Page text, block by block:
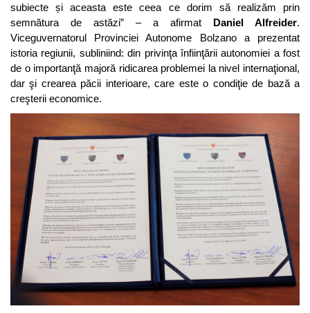
subiecte și aceasta este ceea ce dorim să realizăm prin
semnătura de astăzi” – a afirmat Daniel Alfreider.
Viceguvernatorul Provinciei Autonome Bolzano a prezentat
istoria regiunii, subliniind: din privinţa înfiinţării autonomiei a fost
de o importanţă majoră ridicarea problemei la nivel internaţional,
dar şi crearea păcii interioare, care este o condiţie de bază a
creşterii economice.